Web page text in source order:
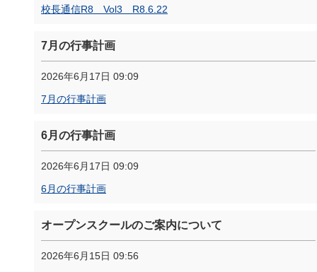
校長通信R8 Vol3 R8.6.22
7月の行事計画
2026年6月17日 09:09
7月の行事計画
6月の行事計画
2026年6月17日 09:09
6月の行事計画
オープンスクールのご案内について
2026年6月15日 09:56